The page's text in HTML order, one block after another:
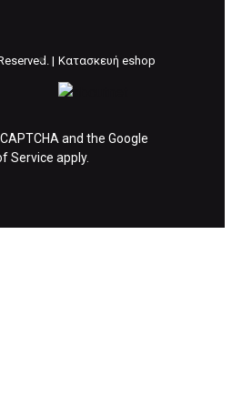
ΕΠΙΣΤΡΟΦΗ
ακολουθείται στις
να βρίσκεται στην αρχική
| Κατασκευή eshop
and the Google
Service apply.